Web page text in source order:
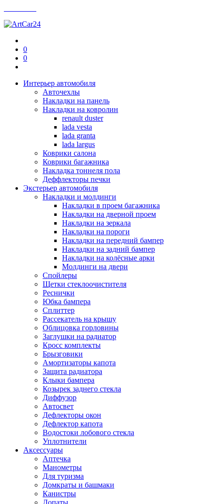
0
0
Интерьер автомобиля
Авточехлы
Накладки на панель
Накладки на ковролин
renault duster
lada vesta
lada granta
lada largus
Коврики салона
Коврики багажника
Накладка тоннеля пола
Деффлекторы печки
Экстерьер автомобиля
Накладки и молдинги
Накладки в проем багажника
Накладки на дверной проем
Накладки на зеркала
Накладки на пороги
Накладки на передний бампер
Накладки на задний бампер
Накладки на колёсные арки
Молдинги на двери
Спойлеры
Щетки стеклоочистителя
Реснички
Юбка бампера
Сплиттер
Рассекатель на крышу
Облицовка горловины
Заглушки на радиатор
Кросс комплекты
Брызговики
Амортизаторы капота
Защита радиатора
Клыки бампера
Козырек заднего стекла
Диффузор
Автосвет
Дефлекторы окон
Дефлектор капота
Водостоки лобового стекла
Уплотнители
Аксессуары
Аптечка
Манометры
Для туризма
Домкраты и башмаки
Канистры
Лопаты